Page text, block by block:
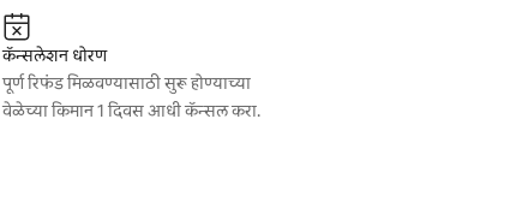
कॅन्सलेशन धोरण
पूर्ण रिफंड मिळवण्यासाठी सुरू होण्याच्या
वेळेच्या किमान 1 दिवस आधी कॅन्सल करा.